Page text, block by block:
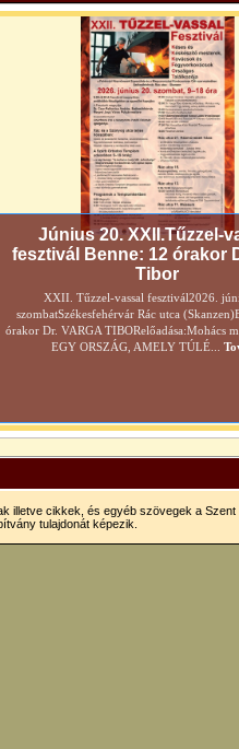
Június 20. XXII.Tűzzel-
fesztivál Benne: 12 órakor
Tibor
XXII. Tűzzel-vassal fesztivál2026.
szombatSzékesfehérvár Rác utca
órakor Dr. VARGA TIBORelőadása:Mohács
EGY ORSZÁG, AMELY TÚLÉ...
illetve cikkek, és egyéb szövegek a Szent
tulajdonát képezik.